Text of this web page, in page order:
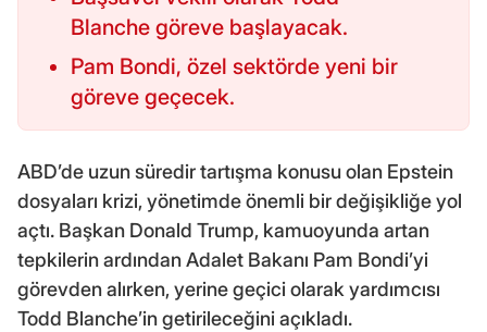
Blanche göreve başlayacak.
Pam Bondi, özel sektörde yeni bir
göreve geçecek.
ABD’de uzun süredir tartışma konusu olan Epstein
dosyaları krizi, yönetimde önemli bir değişikliğe yol
açtı. Başkan Donald Trump, kamuoyunda artan
tepkilerin ardından Adalet Bakanı Pam Bondi’yi
görevden alırken, yerine geçici olarak yardımcısı
Todd Blanche’in getirileceğini açıkladı.